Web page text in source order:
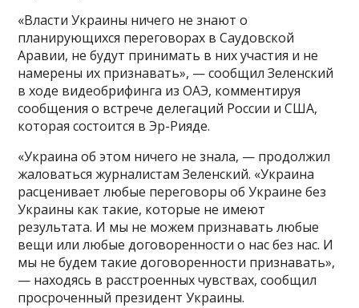
«Власти Украины ничего не знают о
планирующихся переговорах в Саудовской
Аравии, не будут принимать в них участия и не
намерены их признавать», — сообщил Зеленский
в ходе видеобрифинга из ОАЭ, комментируя
сообщения о встрече делегаций России и США,
которая состоится в Эр-Рияде.
«Украина об этом ничего не знала, — продолжил
жаловаться журналистам Зеленский. «Украина
расценивает любые переговоры об Украине без
Украины как такие, которые не имеют
результата. И мы не можем признавать любые
вещи или любые договоренности о нас без нас. И
мы не будем такие договоренности признавать»,
— находясь в расстроенных чувствах, сообщил
просроченный президент Украины.